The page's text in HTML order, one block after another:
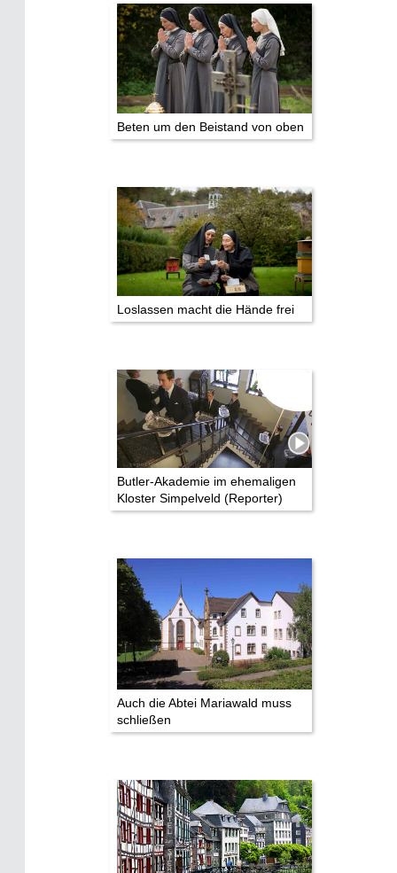
Datenschutz
Beten um den Beistand von oben
Loslassen macht die Hände frei
Butler-Akademie im ehemaligen
Kloster Simpelveld (Reporter)
Auch die Abtei Mariawald muss
schließen